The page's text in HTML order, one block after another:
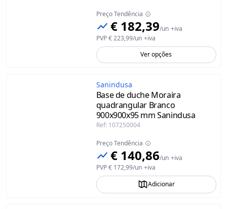
Preço Tendência
€ 182,39/un +iva
PVP€ 223,99/un +iva
Ver opções
Sanindusa
Base de duche Moraira
quadrangular Branco
900x900x95 mm Sanindusa
Ref: 107250004
Preço Tendência
€ 140,86/un +iva
PVP€ 172,99/un +iva
Adicionar